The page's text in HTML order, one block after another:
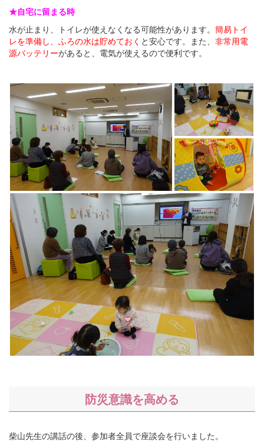
★自宅に留まる時
水が止まり、トイレが使えなくなる可能性があります。 簡易トイ
レを準備し、ふろの水は貯めておく と安心です。また、 非常用電
源バッテリーがあると、電気が使えるので便利です。
防災意識を高める
柴山先生の講話の後、参加者全員で座談会を行いました。